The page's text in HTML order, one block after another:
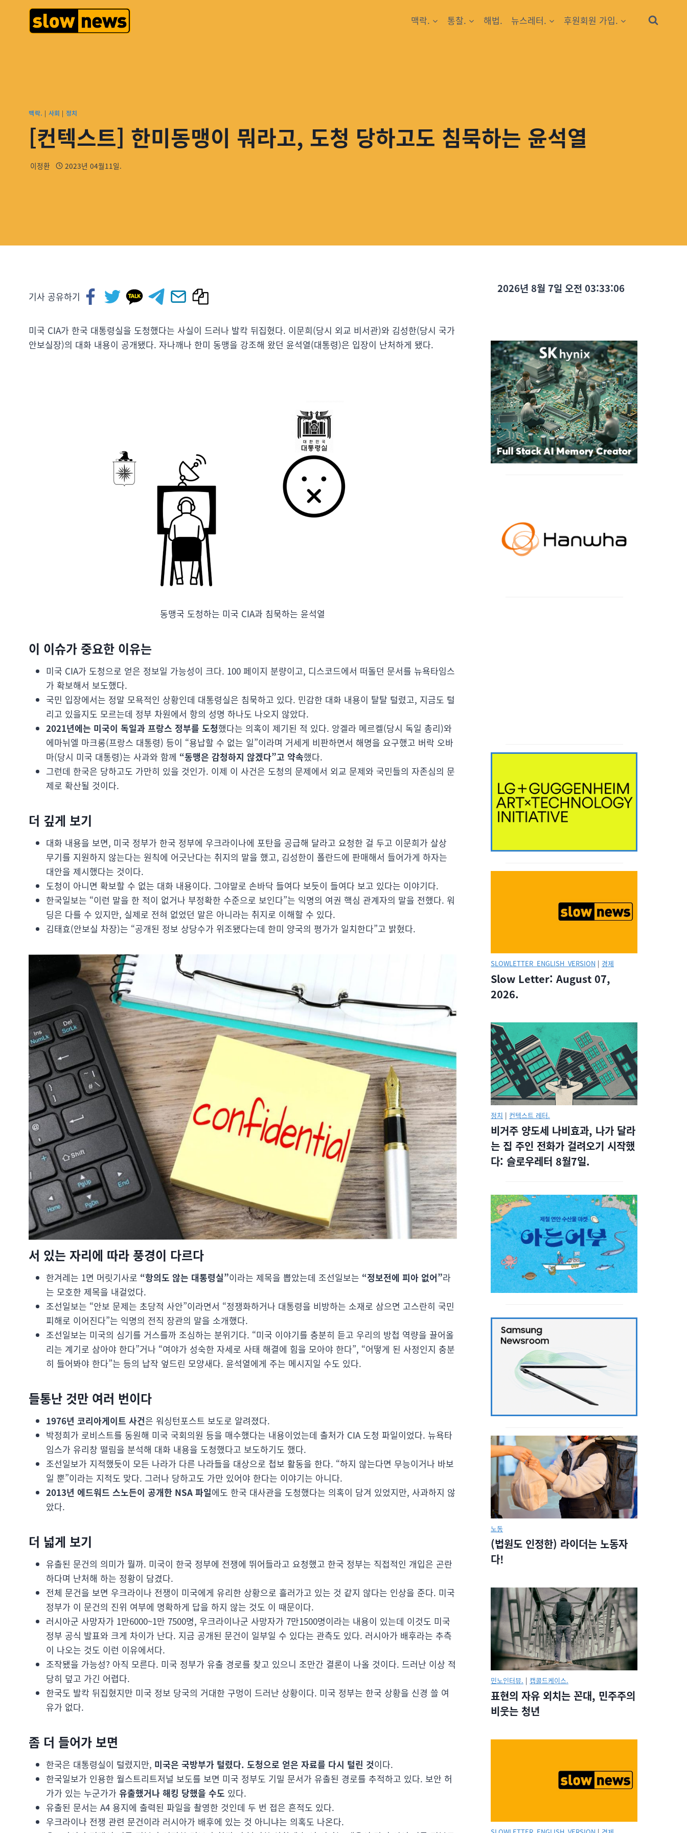
맥락. 통찰. 해법. 뉴스레터. 후원회원 가입.
맥락. | 사회 | 정치
[컨텍스트] 한미동맹이 뭐라고, 도청 당하고도 침묵하는 윤석열
이정환 2023년 04월11일.
기사 공유하기
미국 CIA가 한국 대통령실을 도청했다는 사실이 드러나 발칵 뒤집혔다. 이문희(당시 외교 비서관)와 김성한(당시 국가
안보실장)의 대화 내용이 공개됐다. 자나깨나 한미 동맹을 강조해 왔던 윤석열(대통령)은 입장이 난처하게 됐다.
동맹국 도청하는 미국 CIA과 침묵하는 윤석열
이 이슈가 중요한 이유는
미국 CIA가 도청으로 얻은 정보일 가능성이 크다. 100 페이지 분량이고, 디스코드에서 떠돌던 문서를 뉴욕타임스
가 확보해서 보도했다.
국민 입장에서는 정말 모욕적인 상황인데 대통령실은 침묵하고 있다. 민감한 대화 내용이 탈탈 털렸고, 지금도 털
리고 있을지도 모르는데 정부 차원에서 항의 성명 하나도 나오지 않았다.
2021년에는 미국이 독일과 프랑스 정부를 도청했다는 의혹이 제기된 적 있다. 앙겔라 메르켈(당시 독일 총리)와
에마뉘엘 마크롱(프랑스 대통령) 등이 “용납할 수 없는 일”이라며 거세게 비판하면서 해명을 요구했고 버락 오바
마(당시 미국 대통령)는 사과와 함께 “동맹은 감청하지 않겠다”고 약속했다.
그런데 한국은 당하고도 가만히 있을 것인가. 이제 이 사건은 도청의 문제에서 외교 문제와 국민들의 자존심의 문
제로 확산될 것이다.
더 깊게 보기
대화 내용을 보면, 미국 정부가 한국 정부에 우크라이나에 포탄을 공급해 달라고 요청한 걸 두고 이문희가 살상
무기를 지원하지 않는다는 원칙에 어긋난다는 취지의 말을 했고, 김성한이 폴란드에 판매해서 들어가게 하자는
대안을 제시했다는 것이다.
도청이 아니면 확보할 수 없는 대화 내용이다. 그야말로 손바닥 들여다 보듯이 들여다 보고 있다는 이야기다.
한국일보는 “이런 말을 한 적이 없거나 부정확한 수준으로 보인다”는 익명의 여권 핵심 관계자의 말을 전했다. 워
딩은 다를 수 있지만, 실제로 전혀 없었던 말은 아니라는 취지로 이해할 수 있다.
김태효(안보실 차장)는 “공개된 정보 상당수가 위조됐다는데 한미 양국의 평가가 일치한다”고 밝혔다.
서 있는 자리에 따라 풍경이 다르다
한겨레는 1면 머릿기사로 “항의도 않는 대통령실”이라는 제목을 뽑았는데 조선일보는 “정보전에 피아 없어”라
는 모호한 제목을 내걸었다.
조선일보는 “안보 문제는 초당적 사안”이라면서 “정쟁화하거나 대통령을 비방하는 소재로 삼으면 고스란히 국민
피해로 이어진다”는 익명의 전직 장관의 말을 소개했다.
조선일보는 미국의 심기를 거스를까 조심하는 분위기다. “미국 이야기를 충분히 듣고 우리의 방첩 역량을 끌어올
리는 계기로 삼아야 한다”거나 “여야가 성숙한 자세로 사태 해결에 힘을 모아야 한다”, “어떻게 된 사정인지 충분
히 들어봐야 한다”는 등의 납작 엎드린 모양새다. 윤석열에게 주는 메시지일 수도 있다.
들통난 것만 여러 번이다
1976년 코리아게이트 사건은 워싱턴포스트 보도로 알려졌다.
박정희가 로비스트를 동원해 미국 국회의원 등을 매수했다는 내용이었는데 출처가 CIA 도청 파일이었다. 뉴욕타
임스가 유리창 떨림을 분석해 대화 내용을 도청했다고 보도하기도 했다.
조선일보가 지적했듯이 모든 나라가 다른 나라들을 대상으로 첩보 활동을 한다. “하지 않는다면 무능이거나 바보
일 뿐”이라는 지적도 맞다. 그러나 당하고도 가만 있어야 한다는 이야기는 아니다.
2013년 에드워드 스노든이 공개한 NSA 파일에도 한국 대사관을 도청했다는 의혹이 담겨 있었지만, 사과하지 않
았다.
더 넓게 보기
유출된 문건의 의미가 뭘까. 미국이 한국 정부에 전쟁에 뛰어들라고 요청했고 한국 정부는 직접적인 개입은 곤란
하다며 난처해 하는 정황이 담겼다.
전체 문건을 보면 우크라이나 전쟁이 미국에게 유리한 상황으로 흘러가고 있는 것 같지 않다는 인상을 준다. 미국
정부가 이 문건의 진위 여부에 명확하게 답을 하지 않는 것도 이 때문이다.
러시아군 사망자가 1만6000~1만 7500명, 우크라이나군 사망자가 7만1500명이라는 내용이 있는데 이것도 미국
정부 공식 발표와 크게 차이가 난다. 지금 공개된 문건이 일부일 수 있다는 관측도 있다. 러시아가 배후라는 추측
이 나오는 것도 이런 이유에서다.
조작됐을 가능성? 아직 모른다. 미국 정부가 유출 경로를 찾고 있으니 조만간 결론이 나올 것이다. 드러난 이상 적
당히 덮고 가긴 어렵다.
한국도 발칵 뒤집혔지만 미국 정보 당국의 거대한 구멍이 드러난 상황이다. 미국 정부는 한국 상황을 신경 쓸 여
유가 없다.
좀 더 들어가 보면
한국은 대통령실이 털렸지만, 미국은 국방부가 털렸다. 도청으로 얻은 자료를 다시 털린 것이다.
한국일보가 인용한 월스트리트저널 보도를 보면 미국 정부도 기밀 문서가 유출된 경로를 추적하고 있다. 보안 허
가가 있는 누군가가 유출했거나 해킹 당했을 수도 있다.
유출된 문서는 A4 용지에 출력된 파일을 촬영한 것인데 두 번 접은 흔적도 있다.
우크라이나 전쟁 관련 문건이라 러시아가 배후에 있는 것 아니냐는 의혹도 나온다.
2026년 8월 7일 오전 03:33:07
SLOWLETTER_ENGLISH_VERSION | 경제
Slow Letter: August 07,
2026.
정치 | 컨텍스트 레터.
비거주 양도세 나비효과, 나가 달라
는 집 주인 전화가 걸려오기 시작했
다: 슬로우레터 8월7일.
노동
(법원도 인정한) 라이더는 노동자
다!
민노인터뷰. | 캡콜드케이스.
표현의 자유 외치는 꼰대, 민주주의
비웃는 청년